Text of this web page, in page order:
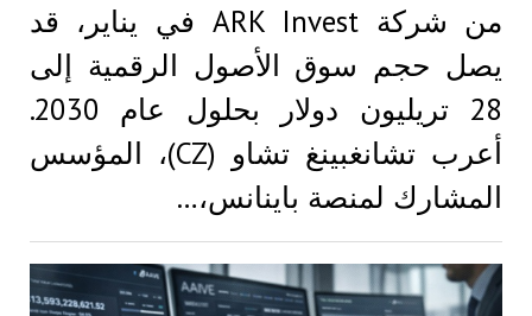
من شركة ARK Invest في يناير، قد
يصل حجم سوق الأصول الرقمية إلى
28 تريليون دولار بحلول عام 2030.
أعرب تشانغبينغ تشاو (CZ)، المؤسس
المشارك لمنصة باينانس،…